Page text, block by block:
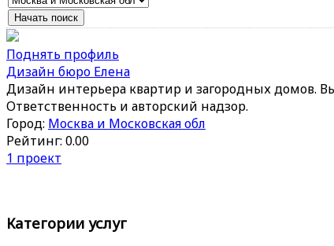
Поднять профиль
Дизайн бюро Елена
Дизайн интерьера квартир и загородных домов.
Ответственность и авторский надзор.
Город: Москва и Московская обл
Рейтинг: 0.00
1 проект
Категории услуг